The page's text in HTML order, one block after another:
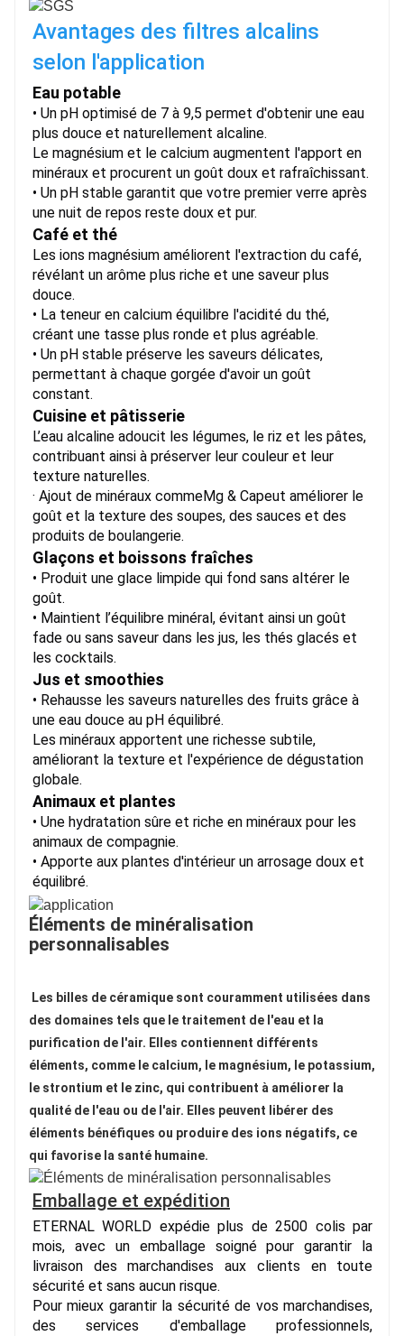
Avantages des filtres alcalins
selon l'application
Eau potable
• Un pH optimisé de 7 à 9,5 permet d'obtenir une eau
plus douce et naturellement alcaline.
Le magnésium et le calcium augmentent l'apport en
minéraux et procurent un goût doux et rafraîchissant.
• Un pH stable garantit que votre premier verre après
une nuit de repos reste doux et pur.
Café et thé
Les ions magnésium améliorent l'extraction du café,
révélant un arôme plus riche et une saveur plus
douce.
• La teneur en calcium équilibre l'acidité du thé,
créant une tasse plus ronde et plus agréable.
• Un pH stable préserve les saveurs délicates,
permettant à chaque gorgée d'avoir un goût
constant.
Cuisine et pâtisserie
L’eau alcaline adoucit les légumes, le riz et les pâtes,
contribuant ainsi à préserver leur couleur et leur
texture naturelles.
· Ajout de minéraux commeMg & Capeut améliorer le
goût et la texture des soupes, des sauces et des
produits de boulangerie.
Glaçons et boissons fraîches
• Produit une glace limpide qui fond sans altérer le
goût.
• Maintient l’équilibre minéral, évitant ainsi un goût
fade ou sans saveur dans les jus, les thés glacés et
les cocktails.
Jus et smoothies
• Rehausse les saveurs naturelles des fruits grâce à
une eau douce au pH équilibré.
Les minéraux apportent une richesse subtile,
améliorant la texture et l'expérience de dégustation
globale.
Animaux et plantes
• Une hydratation sûre et riche en minéraux pour les
animaux de compagnie.
• Apporte aux plantes d'intérieur un arrosage doux et
équilibré.
Éléments de minéralisation
personnalisables
Les billes de céramique sont couramment utilisées dans
des domaines tels que le traitement de l'eau et la
purification de l'air. Elles contiennent différents
éléments, comme le calcium, le magnésium, le potassium,
le strontium et le zinc, qui contribuent à améliorer la
qualité de l'eau ou de l'air. Elles peuvent libérer des
éléments bénéfiques ou produire des ions négatifs, ce
qui favorise la santé humaine.
Emballage et expédition
ETERNAL WORLD expédie plus de 2500 colis par
mois, avec un emballage soigné pour garantir la
livraison des marchandises aux clients en toute
sécurité et sans aucun risque.
Pour mieux garantir la sécurité de vos marchandises,
des services d'emballage professionnels,